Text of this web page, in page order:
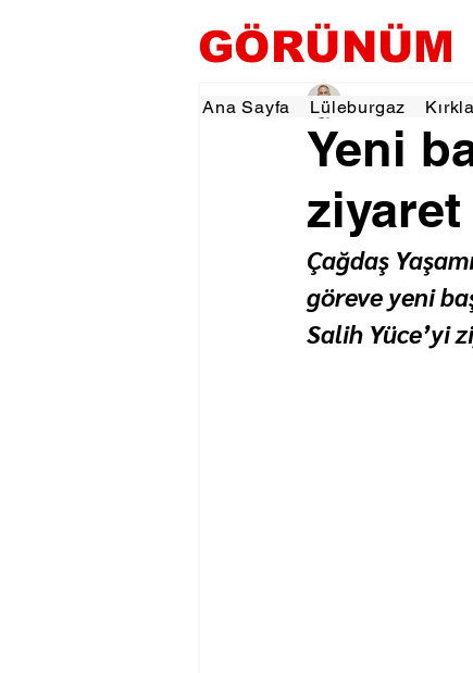
GÖRÜNÜM
Ana Sayfa Lüleburgaz
Yeni
ziyaret
Hamza Dalgıç 14
Çağdaş
göreve yeni
Salih Yüce’yi